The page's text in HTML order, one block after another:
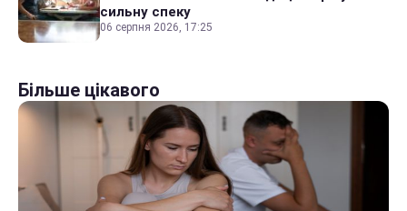
сильну спеку
06 серпня 2026, 17:25
Більше цікавого